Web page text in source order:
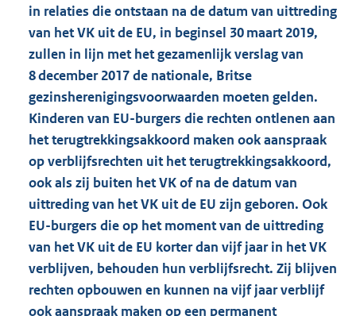
in relaties die ontstaan na de datum van uittreding
van het VK uit de EU, in beginsel 30 maart 2019,
zullen in lijn met het gezamenlijk verslag van
8 december 2017 de nationale, Britse
gezinsherenigingsvoorwaarden moeten gelden.
Kinderen van EU-burgers die rechten ontlenen aan
het terugtrekkingsakkoord maken ook aanspraak
op verblijfsrechten uit het terugtrekkingsakkoord,
ook als zij buiten het VK of na de datum van
uittreding van het VK uit de EU zijn geboren. Ook
EU-burgers die op het moment van de uittreding
van het VK uit de EU korter dan vijf jaar in het VK
verblijven, behouden hun verblijfsrecht. Zij blijven
rechten opbouwen en kunnen na vijf jaar verblijf
ook aanspraak maken op een permanent